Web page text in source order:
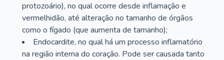
protozoário), no qual ocorre desde inflamação e
vermelhidão, até alteração no tamanho de órgãos
como o fígado (que aumenta de tamanho);
Endocardite, no qual há um processo inflamatório
na região interna do coração. Pode ser causada tanto